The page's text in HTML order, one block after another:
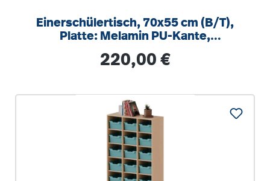
Einerschülertisch, 70x55 cm (B/T),
Platte: Melamin PU-Kante,
Regulärer Preis:
220,00 €